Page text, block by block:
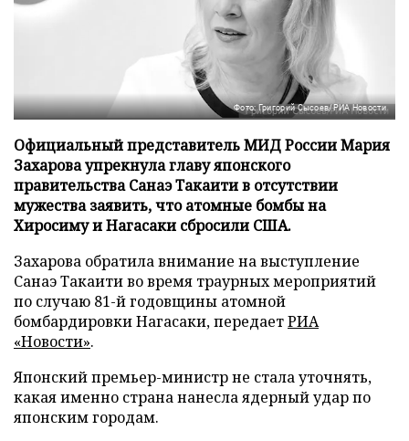
Фото: Григорий Сысоев/РИА Новости
Официальный представитель МИД России Мария
Захарова упрекнула главу японского
правительства Санаэ Такаити в отсутствии
мужества заявить, что атомные бомбы на
Хиросиму и Нагасаки сбросили США.
Захарова обратила внимание на выступление
Санаэ Такаити во время траурных мероприятий
по случаю 81-й годовщины атомной
бомбардировки Нагасаки, передаетРИА
«Новости».
Японский премьер-министр не стала уточнять,
какая именно страна нанесла ядерный удар по
японским городам.